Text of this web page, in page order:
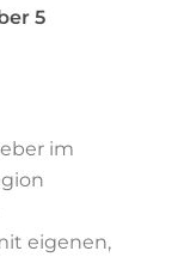
5
im
eigenen,